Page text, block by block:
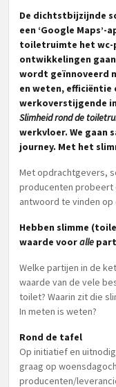
De dichtstbijzijnde
een ‘Google
toiletruimte het wc-
ontwikkelingen
wordt geïnnoveerd
en weten,
werkoverstijgende
Slimheid rond de
werkvloer. We gaan
journey. Met het
Met opdrachtgevers,
producenten probeert
antwoord te vinden op
Hebben slimme
waarde vooralle
Welke partijen in de
waarde van de vele
toilet? Waarin zit die
In meten is weten?
Rond de tafel
Op initiatief en
graag op
producenten/